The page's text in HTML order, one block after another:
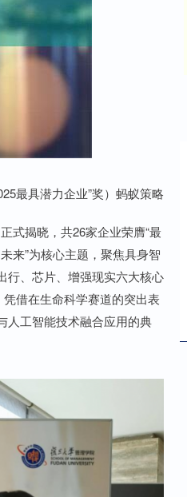
最具潜力企业”奖）蚂蚁策略
式揭晓，共26家企业荣膺“最
来”为核心主题，聚焦具身智
行、芯片、增强现实六大核心
借在生命科学赛道的突出表
人工智能技术融合应用的典
43.13